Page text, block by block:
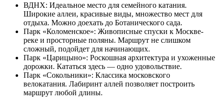
ВДНХ: Идеальное место для семейного катания.
Широкие аллеи, красивые виды, множество мест для
отдыха. Можно доехать до Ботанического сада.
Парк «Коломенское»: Живописные спуски к Москве-
реке и просторные поляны. Маршрут не слишком
сложный, подойдет для начинающих.
Парк «Царицыно»: Роскошная архитектура и ухоженные
дорожки. Кататься здесь — одно удовольствие.
Парк «Сокольники»: Классика московского
велокатания. Лабиринт аллей позволяет построить
маршрут любой длины.